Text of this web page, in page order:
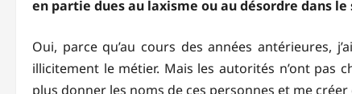
en partie dues au laxisme ou au désordre dans le
Oui, parce qu’au cours des années antérieures,
illicitement le métier. Mais les autorités n’ont pas
plus donner les noms de ces personnes et me